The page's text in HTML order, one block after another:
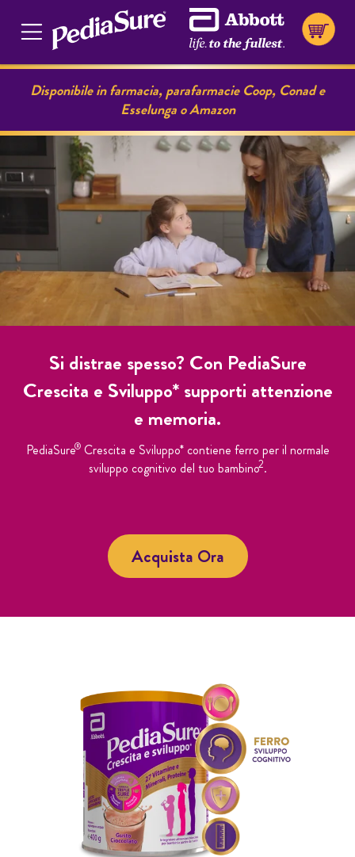
Disponibile in farmacia, parafarmacie Coop, Conad e
Esselunga o Amazon
Si distrae spesso? Con PediaSure
Crescita e Sviluppo* supporti attenzione
e memoria.
PediaSure®Crescita e Sviluppo* contiene ferro per il normale
sviluppo cognitivo del tuo bambino2.
Acquista Ora